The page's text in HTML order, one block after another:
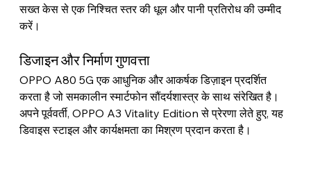
सख्त केस से एक निश्चित स्तर की धूल और पानी प्रतिरोध की उम्मीद
करें।
डिजाइन और निर्माण गुणवत्ता
OPPO A80 5G एक आधुनिक और आकर्षक डिज़ाइन प्रदर्शित
करता है जो समकालीन स्मार्टफोन सौंदर्यशास्त्र के साथ संरेखित है।
अपने पूर्ववर्ती, OPPO A3 Vitality Edition से प्रेरणा लेते हुए, यह
डिवाइस स्टाइल और कार्यक्षमता का मिश्रण प्रदान करता है।